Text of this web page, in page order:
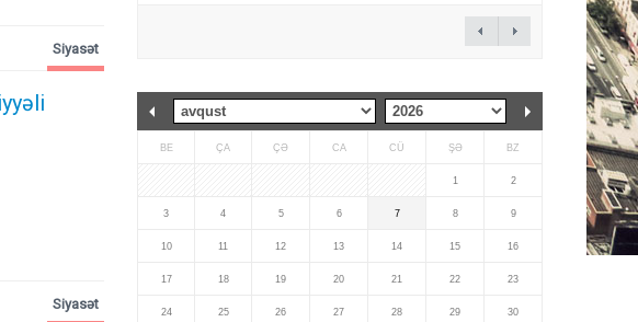
Siyasət
Siyasət
BE ÇA ÇƏ CA CÜ ŞƏ BZ
1 2
3 4 5 6 7 8 9
10 11 12 13 14 15 16
17 18 19 20 21 22 23
24 25 26 27 28 29 30